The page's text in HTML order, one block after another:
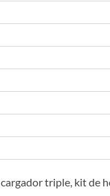
triple, kit de